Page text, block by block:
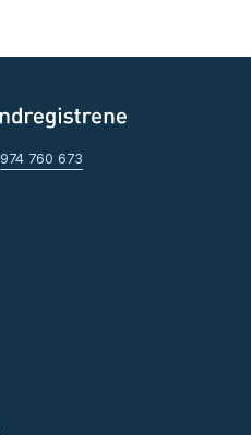
974 760 673